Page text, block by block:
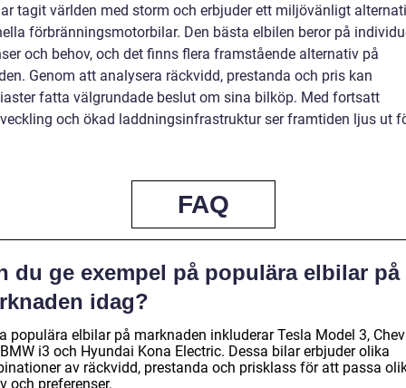
tagit världen med storm och erbjuder ett miljövänligt
förbränningsmotorbilar. Den bästa elbilen beror på
och behov, och det finns flera framstående alternativ på
Genom att analysera räckvidd, prestanda och pris kan
fatta välgrundade beslut om sina bilköp. Med fortsatt
och ökad laddningsinfrastruktur ser framtiden ljus ut
FAQ
du ge exempel på populära elbilar på
idag?
populära elbilar på marknaden inkluderar Tesla Model 3,
i3 och Hyundai Kona Electric. Dessa bilar erbjuder olika
av räckvidd, prestanda och prisklass för att passa
och preferenser.